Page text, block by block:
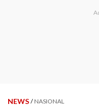
NEWS / NASIONAL